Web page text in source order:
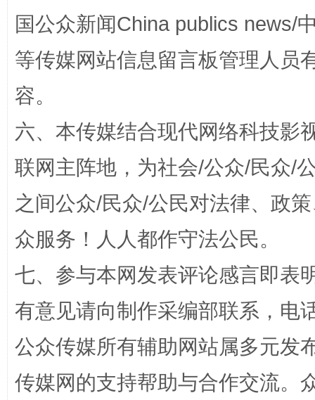
扯下公款旅游的“隐身衣” 如何以
“蜀中异人”王建安的艺术幻境
完善运行机制助力责任有效落实 一纸欠
国公众新闻China publics news/
等传媒网站信息留言板管理人员
容。
六、本传媒结合现代网络科技影
联网主阵地，为社会/公众/民众/
之间公众/民众/公民对法律、政
众服务！人人都作守法公民。
七、参与本网发表评论感言即表
有意见请向制作采编部联系，电
公众传媒所有辅助网站属多元发
传媒网的支持帮助与合作交流。